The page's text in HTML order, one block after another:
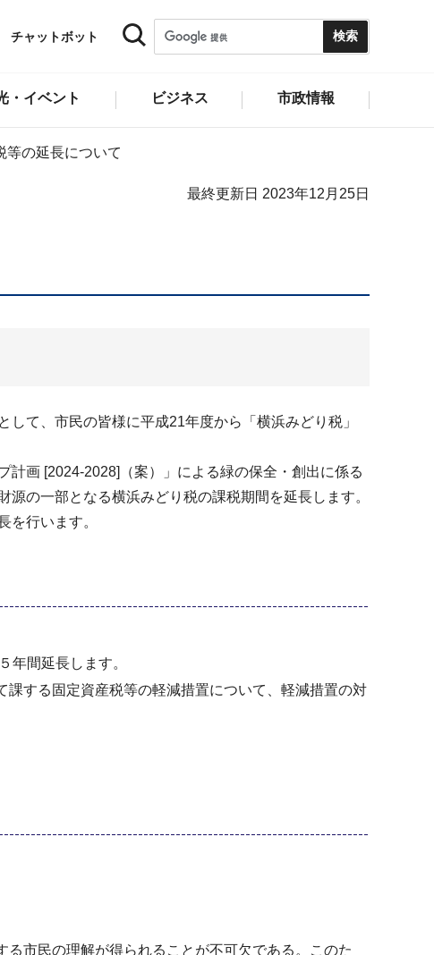
チャットボット
・イベント ビジネス 市政情報
等の延長について
最終更新日 2023年12月25日
て、市民の皆様に平成21年度から「横浜みどり税」
画 [2024-2028]（案）」による緑の保全・創出に係る
の一部となる横浜みどり税の課税期間を延長します。
行います。
年間延長します。
する固定資産税等の軽減措置について、軽減措置の対
市民の理解が得られることが不可欠である。このた